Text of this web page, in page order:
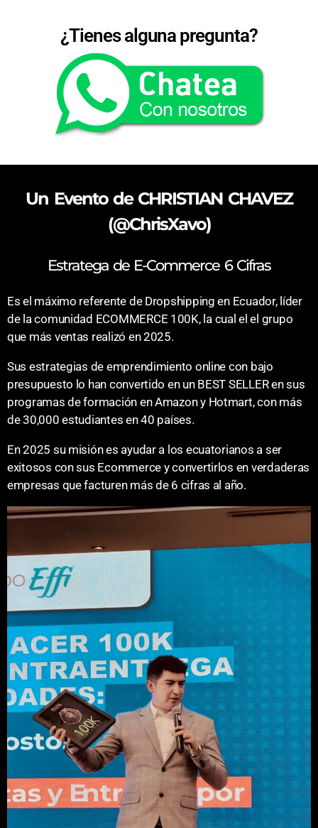
¿Tienes alguna pregunta?
Un Evento de CHRISTIAN CHAVEZ
(@ChrisXavo)
Estratega de E-Commerce 6 Cifras
Es el máximo referente de Dropshipping en Ecuador, líder
de la comunidad ECOMMERCE 100K, la cual el el grupo
que más ventas realizó en 2025.
Sus estrategias de emprendimiento online con bajo
presupuesto lo han convertido en un BEST SELLER en sus
programas de formación en Amazon y Hotmart, con más
de 30,000 estudiantes en 40 países.
En 2025 su misión es ayudar a los ecuatorianos a ser
exitosos con sus Ecommerce y convertirlos en verdaderas
empresas que facturen más de 6 cifras al año.